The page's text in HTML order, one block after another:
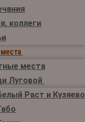
коллеги
места
Луговой
Раст и Кузяево